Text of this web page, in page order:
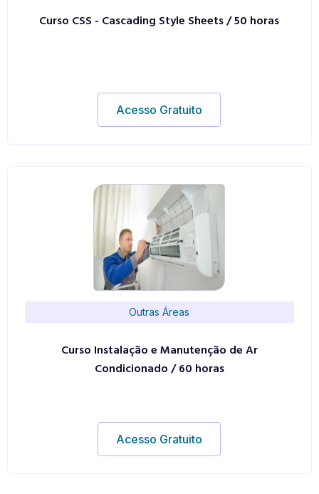
Curso CSS - Cascading Style Sheets / 50 horas
Acesso Gratuito
Outras Áreas
Curso Instalação e Manutenção de Ar
Condicionado / 60 horas
Acesso Gratuito